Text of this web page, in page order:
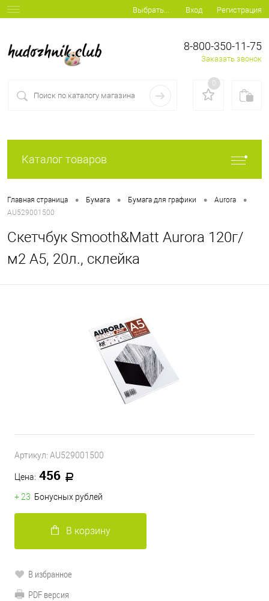
Выбрать... Вход Регистрация
8-800-350-11-75
Заказать звонок
0
Каталог товаров
Главная страница • Бумага • Бумага для графики • Aurora •
AU529001500
Скетчбук Smooth&Matt Aurora 120г/
м2 А5, 20л., склейка
Артикул: AU529001500
Цена: 456
+ 23 Бонусных рублей
В корзину
В избранное
PDF версия